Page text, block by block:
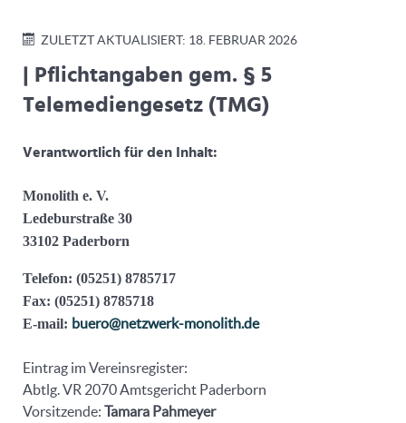
ZULETZT AKTUALISIERT: 18. FEBRUAR 2026
Pflichtangaben gem. § 5
Telemediengesetz (TMG)
Verantwortlich für den Inhalt:
Monolith e. V.
Ledeburstraße 30
33102 Paderborn
Telefon: (05251) 8785717
Fax: (05251) 8785718
E-mail: buero@netzwerk-monolith.de
Eintrag im Vereinsregister:
Abtlg. VR 2070 Amtsgericht Paderborn
Vorsitzende: Tamara Pahmeyer